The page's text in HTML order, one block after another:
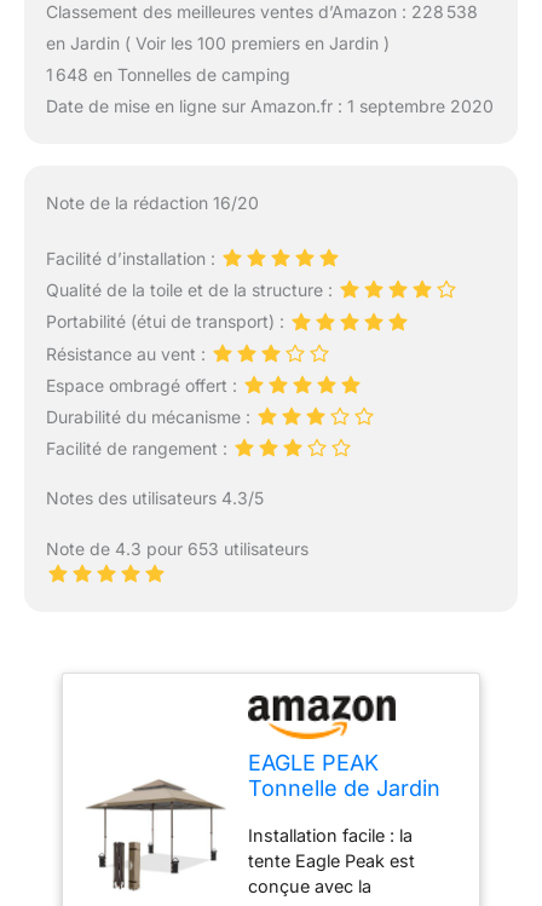
Classement des meilleures ventes d’Amazon : 228 538
en Jardin ( Voir les 100 premiers en Jardin )
1 648 en Tonnelles de camping
Date de mise en ligne sur Amazon.fr : 1 septembre 2020
Note de la rédaction 16/20
Facilité d’installation :
Qualité de la toile et de la structure :
Portabilité (étui de transport) :
Résistance au vent :
Espace ombragé offert :
Durabilité du mécanisme :
Facilité de rangement :
Notes des utilisateurs 4.3/5
Note de 4.3 pour 653 utilisateurs
EAGLE PEAK
Tonnelle de Jardin
avec l’évent Double
Toit Imperméable
pour Pavillon Tente
Installation facile : la
tente Eagle Peak est
conçue avec la